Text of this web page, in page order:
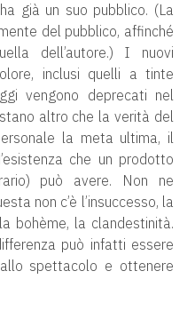
già un suo pubblico. (La
del pubblico, affinché
dell’autore.) I nuovi
inclusi quelli a tinte
vengono deprecati nel
altro che la verità del
la meta ultima, il
che un prodotto
può avere. Non ne
non c’è l’insuccesso, la
bohème, la clandestinità.
può infatti essere
spettacolo e ottenere